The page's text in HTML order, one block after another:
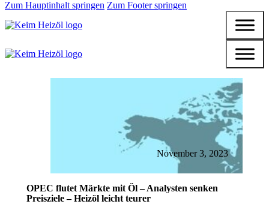
Zum Hauptinhalt springen Zum Footer springen
OPEC flutet Märkte mit Öl – Analysten senken
Preisziele – Heizöl leicht teurer
November 3, 2023